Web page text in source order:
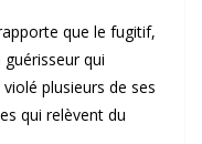
que le fugitif,
qui
plusieurs de ses
qui relèvent du